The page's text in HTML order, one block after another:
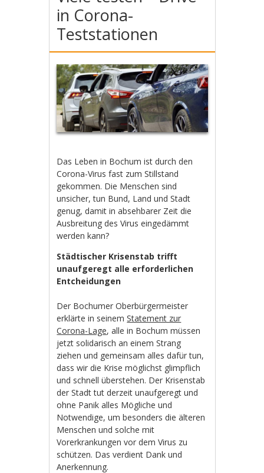
in Corona-
Teststationen
Das Leben in Bochum ist durch den
Corona-Virus fast zum Stillstand
gekommen. Die Menschen sind
unsicher, tun Bund, Land und Stadt
genug, damit in absehbarer Zeit die
Ausbreitung des Virus eingedämmt
werden kann?
Städtischer Krisenstab trifft
unaufgeregt alle erforderlichen
Entcheidungen
Der Bochumer Oberbürgermeister
erklärte in seinemStatement zur
Corona-Lage, alle in Bochum müssen
jetzt solidarisch an einem Strang
ziehen und gemeinsam alles dafür tun,
dass wir die Krise möglichst glimpflich
und schnell überstehen. Der Krisenstab
der Stadt tut derzeit unaufgeregt und
ohne Panik alles Mögliche und
Notwendige, um besonders die älteren
Menschen und solche mit
Vorerkrankungen vor dem Virus zu
schützen. Das verdient Dank und
Anerkennung.